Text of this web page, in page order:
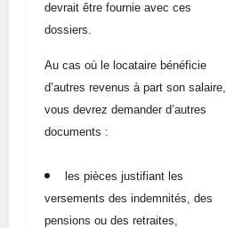
devrait être fournie avec ces
dossiers.
Au cas où le locataire bénéficie
d’autres revenus à part son salaire,
vous devrez demander d’autres
documents :
les pièces justifiant les
versements des indemnités, des
pensions ou des retraites,